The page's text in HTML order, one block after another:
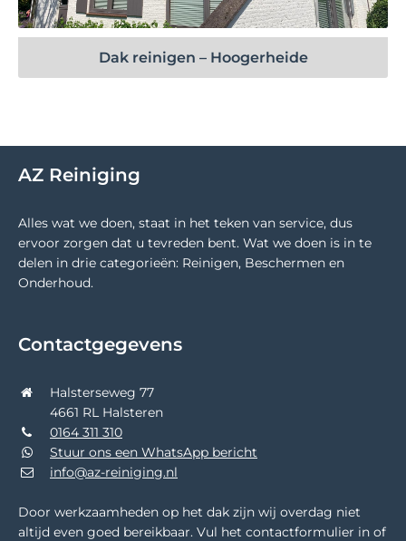
Dak reinigen – Hoogerheide
AZ Reiniging
Alles wat we doen, staat in het teken van service, dus
ervoor zorgen dat u tevreden bent. Wat we doen is in te
delen in drie categorieën: Reinigen, Beschermen en
Onderhoud.
Contactgegevens
Halsterseweg 77
4661 RL Halsteren
0164 311 310
Stuur ons een WhatsApp bericht
info@az-reiniging.nl
Door werkzaamheden op het dak zijn wij overdag niet
altijd even goed bereikbaar. Vul het contactformulier in of